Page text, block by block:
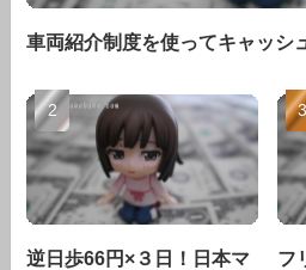
車両紹介制度を使ってキャッシ
逆日歩66円×３日！日本マ
フ